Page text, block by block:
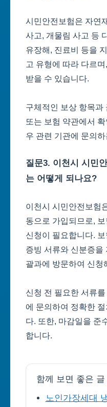
시민안전보험은 자연
사고, 개물림 사고 등
유장해, 진료비 등을
고 유형에 따라 다르
받을 수 있습니다.
구체적인 보상 항목과
또는 보험 약관에서
우 관련 기관에 문의
질문3. 이천시 시민
는 어떻게 되나요?
이천시 시민안전보험
동으로 가입되므로,
신청이 필요합니다.
증빙 서류와 신분증을
괄과에 방문하여 신청
신청 전 필요한 서류
에 문의하여 정확한
다. 또한, 마감일을 준
합니다.
함께 보면 좋은 글
노인가장세대